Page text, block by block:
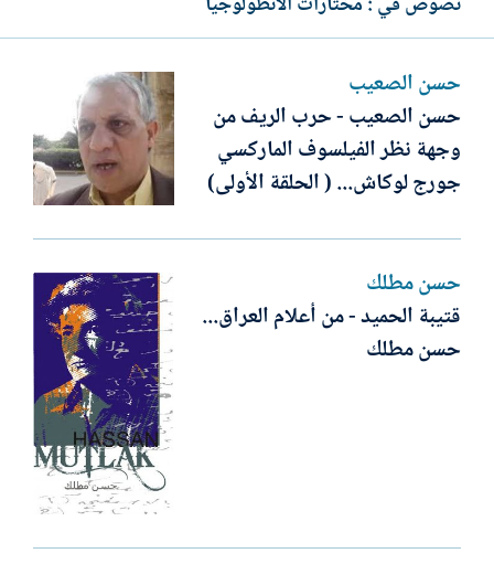
حسن الصعيب
حسن الصعيب - حرب الريف من
وجهة نظر الفيلسوف الماركسي
جورج لوكاش... ( الحلقة الأولى)
حسن مطلك
قتيبة الحميد - من أعلام العراق...
حسن مطلك